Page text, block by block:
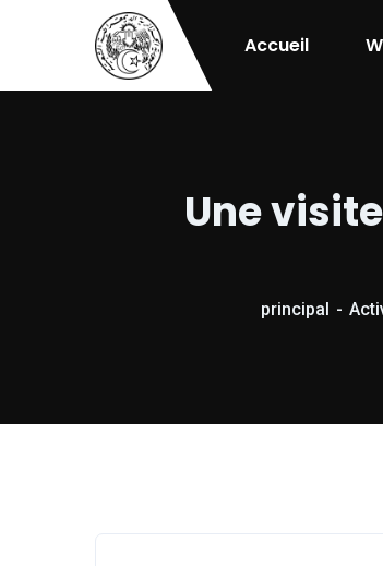
Accueil
Une
principal